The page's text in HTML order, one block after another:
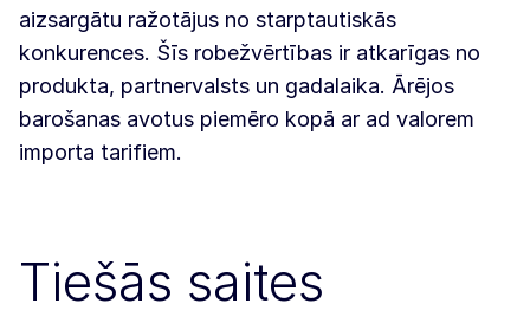
aizsargātu ražotājus no starptautiskās
konkurences. Šīs robežvērtības ir atkarīgas no
produkta, partnervalsts un gadalaika. Ārējos
barošanas avotus piemēro kopā ar ad valorem
importa tarifiem.
Tiešās saites